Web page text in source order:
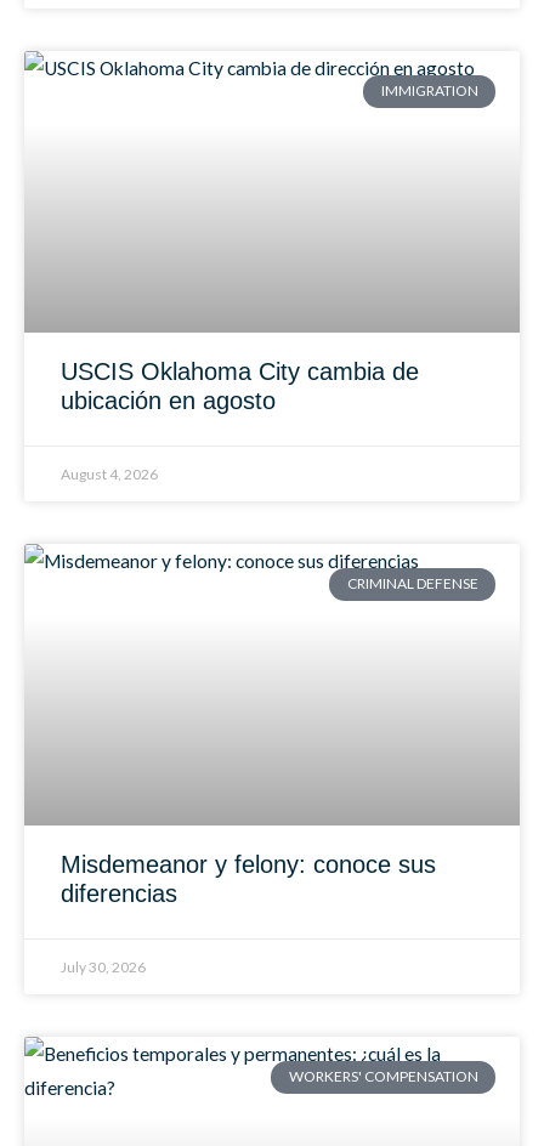
IMMIGRATION
USCIS Oklahoma City cambia de
ubicación en agosto
August 4, 2026
CRIMINAL DEFENSE
Misdemeanor y felony: conoce sus
diferencias
July 30, 2026
WORKERS' COMPENSATION